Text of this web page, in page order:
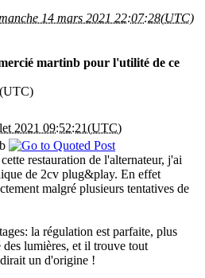
14 mars 2021 22:07:28(UTC)
martinb pour l'utilité de ce
2021 09:52:21(UTC)
restauration de l'alternateur, j'ai
de 2cv plug&play. En effet
malgré plusieurs tentatives de
la régulation est parfaite, plus
lumières, et il trouve tout
un d'origine !